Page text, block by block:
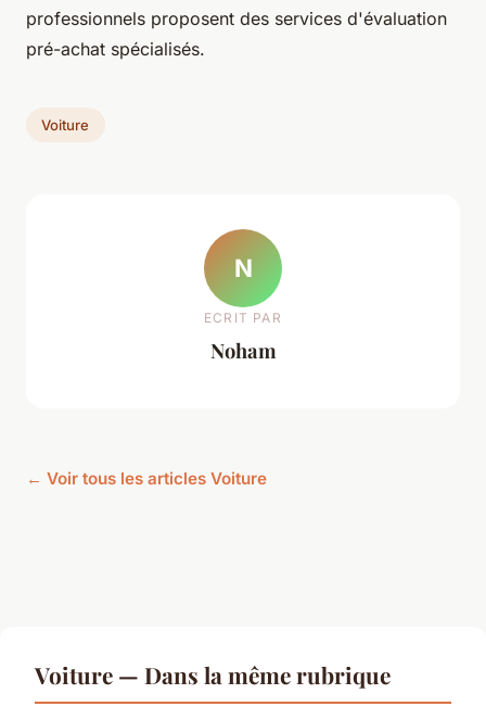
professionnels proposent des services d'évaluation
pré-achat spécialisés.
Voiture
N
ECRIT PAR
Noham
← Voir tous les articles Voiture
Voiture — Dans la même rubrique